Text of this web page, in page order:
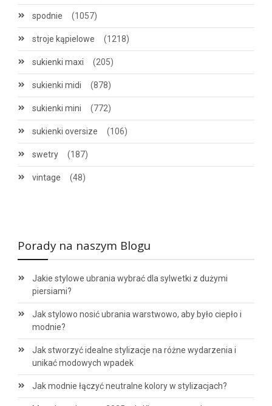
spodnie (1057)
stroje kąpielowe (1218)
sukienki maxi (205)
sukienki midi (878)
sukienki mini (772)
sukienki oversize (106)
swetry (187)
vintage (48)
Porady na naszym Blogu
Jakie stylowe ubrania wybrać dla sylwetki z dużymi
piersiami?
Jak stylowo nosić ubrania warstwowo, aby było ciepło i
modnie?
Jak stworzyć idealne stylizacje na różne wydarzenia i
unikać modowych wpadek
Jak modnie łączyć neutralne kolory w stylizacjach?